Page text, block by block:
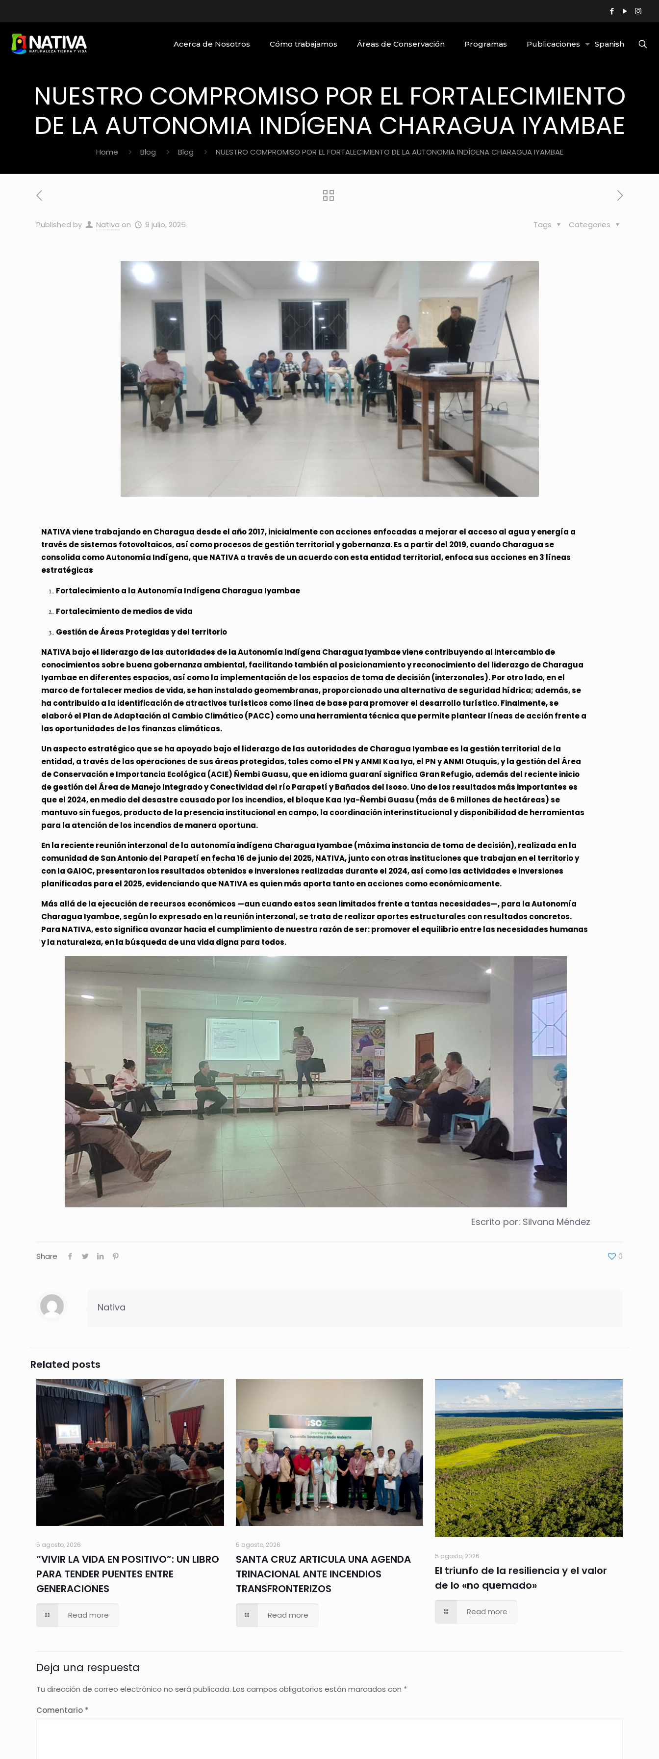
Acerca de Nosotros Cómo trabajamos Áreas de Conservación Programas Publicaciones Spanish
NUESTRO COMPROMISO POR EL FORTALECIMIENTO
DE LA AUTONOMIA INDÍGENA CHARAGUA IYAMBAE
Home Blog Blog NUESTRO COMPROMISO POR EL FORTALECIMIENTO DE LA AUTONOMIA INDÍGENA CHARAGUA IYAMBAE
Published by Nativa on 9 julio, 2025 Categories
Tags
NATIVA viene trabajando en Charagua desde el año 2017, inicialmente con acciones enfocadas a mejorar el acceso al agua y energía a
través de sistemas fotovoltaicos, así como procesos de gestión territorial y gobernanza. Es a partir del 2019, cuando Charagua se
consolida como Autonomía Indígena, que NATIVA a través de un acuerdo con esta entidad territorial, enfoca sus acciones en 3 líneas
estratégicas
Fortalecimiento a la Autonomía Indígena Charagua Iyambae
Fortalecimiento de medios de vida
Gestión de Áreas Protegidas y del territorio
NATIVA bajo el liderazgo de las autoridades de la Autonomía Indígena Charagua Iyambae viene contribuyendo al intercambio de
conocimientos sobre buena gobernanza ambiental, facilitando también al posicionamiento y reconocimiento del liderazgo de Charagua
Iyambae en diferentes espacios, así como la implementación de los espacios de toma de decisión (interzonales). Por otro lado, en el
marco de fortalecer medios de vida, se han instalado geomembranas, proporcionado una alternativa de seguridad hídrica; además, se
ha contribuido a la identificación de atractivos turísticos como línea de base para promover el desarrollo turístico. Finalmente, se
elaboró el Plan de Adaptación al Cambio Climático (PACC) como una herramienta técnica que permite plantear líneas de acción frente a
las oportunidades de las finanzas climáticas.
Un aspecto estratégico que se ha apoyado bajo el liderazgo de las autoridades de Charagua Iyambae es la gestión territorial de la
entidad, a través de las operaciones de sus áreas protegidas, tales como el PN y ANMI Kaa Iya, el PN y ANMI Otuquis, y la gestión del Área
de Conservación e Importancia Ecológica (ACIE) Ñembi Guasu, que en idioma guaraní significa Gran Refugio, además del reciente inicio
de gestión del Área de Manejo Integrado y Conectividad del río Parapetí y Bañados del Isoso. Uno de los resultados más importantes es
que el 2024, en medio del desastre causado por los incendios, el bloque Kaa Iya-Ñembi Guasu (más de 6 millones de hectáreas) se
mantuvo sin fuegos, producto de la presencia institucional en campo, la coordinación interinstitucional y disponibilidad de herramientas
para la atención de los incendios de manera oportuna.
En la reciente reunión interzonal de la autonomía indígena Charagua Iyambae (máxima instancia de toma de decisión), realizada en la
comunidad de San Antonio del Parapetí en fecha 16 de junio del 2025, NATIVA, junto con otras instituciones que trabajan en el territorio y
con la GAIOC, presentaron los resultados obtenidos e inversiones realizadas durante el 2024, así como las actividades e inversiones
planificadas para el 2025, evidenciando que NATIVA es quien más aporta tanto en acciones como económicamente.
Más allá de la ejecución de recursos económicos —aun cuando estos sean limitados frente a tantas necesidades—, para la Autonomía
Charagua Iyambae, según lo expresado en la reunión interzonal, se trata de realizar aportes estructurales con resultados concretos.
Para NATIVA, esto significa avanzar hacia el cumplimiento de nuestra razón de ser: promover el equilibrio entre las necesidades humanas
y la naturaleza, en la búsqueda de una vida digna para todos.
Escrito por: Silvana Méndez
Share 0
Nativa
Related posts
5 agosto, 2026
“VIVIR LA VIDA EN POSITIVO”: UN LIBRO
PARA TENDER PUENTES ENTRE
GENERACIONES
Read more
5 agosto, 2026
SANTA CRUZ ARTICULA UNA AGENDA
TRINACIONAL ANTE INCENDIOS
TRANSFRONTERIZOS
Read more
5 agosto, 2026
El triunfo de la resiliencia y el valor
de lo «no quemado»
Read more
Deja una respuesta
Tu dirección de correo electrónico no será publicada. Los campos obligatorios están marcados con *
Comentario *